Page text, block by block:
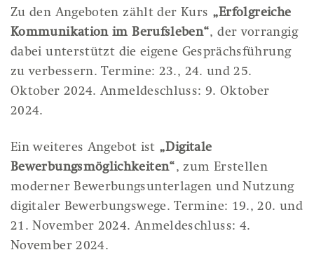
Zu den Angeboten zählt der Kurs „Erfolgreiche
Kommunikation im Berufsleben“, der vorrangig
dabei unterstützt die eigene Gesprächsführung
zu verbessern. Termine: 23., 24. und 25.
Oktober 2024. Anmeldeschluss: 9. Oktober
2024.
Ein weiteres Angebot ist „Digitale
Bewerbungsmöglichkeiten“, zum Erstellen
moderner Bewerbungsunterlagen und Nutzung
digitaler Bewerbungswege. Termine: 19., 20. und
21. November 2024. Anmeldeschluss: 4.
November 2024.